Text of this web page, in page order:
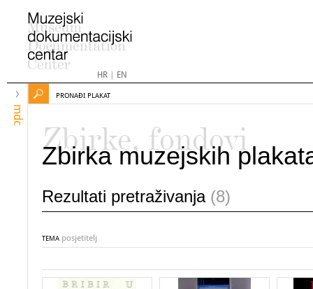
HR| EN
mdc
PRONAĐI PLAKAT
Zbirke, fondovi
Zbirka muzejskih
Rezultati pretraživanja (8)
TEMA posjetitelj